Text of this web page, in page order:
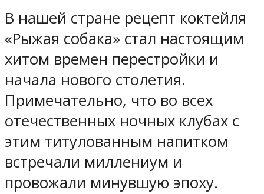
В нашей стране рецепт коктейля
«Рыжая собака» стал настоящим
хитом времен перестройки и
начала нового столетия.
Примечательно, что во всех
отечественных ночных клубах с
этим титулованным напитком
встречали миллениум и
провожали минувшую эпоху.